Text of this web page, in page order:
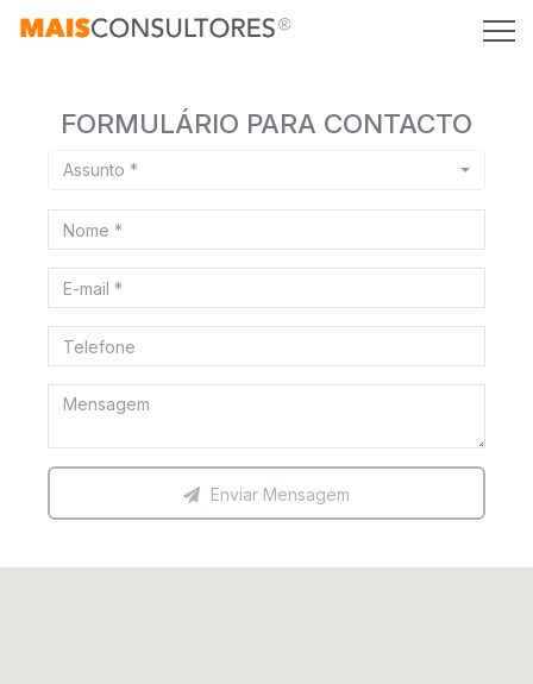
FORMULÁRIO PARA CONTACTO
Assunto *
Enviar Mensagem